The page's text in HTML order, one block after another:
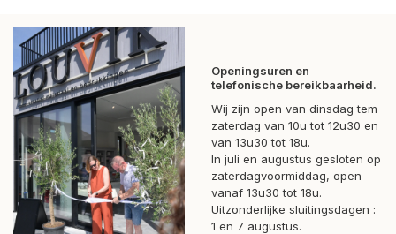
Openingsuren en
telefonische bereikbaarheid.
Wij zijn open van dinsdag tem
zaterdag van 10u tot 12u30 en
van 13u30 tot 18u.
In juli en augustus gesloten op
zaterdagvoormiddag, open
vanaf 13u30 tot 18u.
Uitzonderlijke sluitingsdagen :
1 en 7 augustus.